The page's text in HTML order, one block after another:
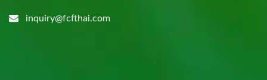
inquiry@fcfthai.com